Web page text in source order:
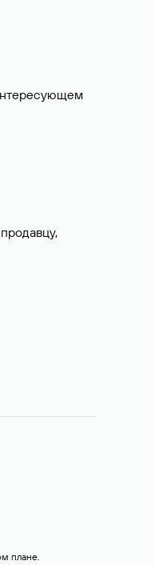
плане.